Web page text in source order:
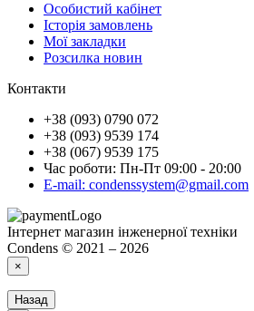
Особистий кабінет
Історія замовлень
Мої закладки
Розсилка новин
Контакти
+38 (093) 0790 072
+38 (093) 9539 174
+38 (067) 9539 175
Час роботи: Пн-Пт 09:00 - 20:00
E-mail: condenssystem@gmail.com
Інтернет магазин інженерної техніки
Condens © 2021 – 2026
×
Назад